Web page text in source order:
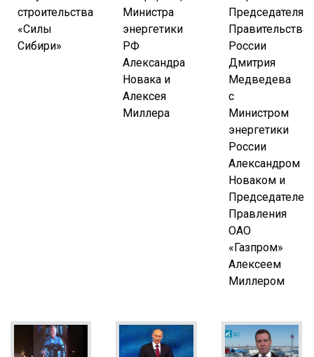
строительства
«Силы
Сибири»
Министра
энергетики
РФ
Александра
Новака и
Алексея
Миллера
Председателя
Правительства
России
Дмитрия
Медведева
с
Министром
энергетики
России
Александром
Новаком и
Председателем
Правления
ОАО
«Газпром»
Алексеем
Миллером